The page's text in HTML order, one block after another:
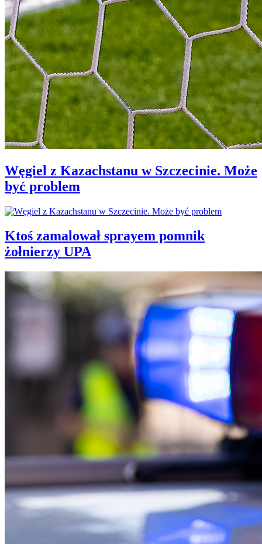
Węgiel z Kazachstanu w Szczecinie. Może
być problem
Ktoś zamalował sprayem pomnik
żołnierzy UPA